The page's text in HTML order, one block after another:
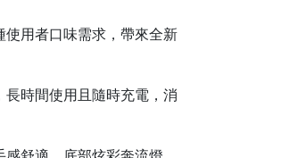
使用者口味需求，帶來全新
時間使用且隨時充電，消